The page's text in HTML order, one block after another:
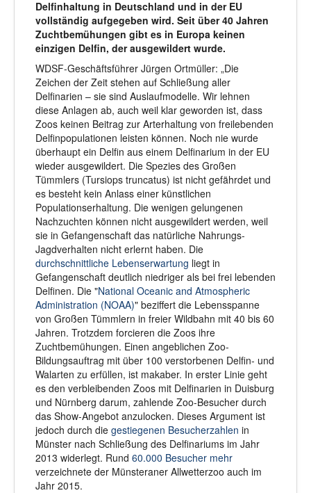
Delfinhaltung in Deutschland und in der EU
vollständig aufgegeben wird. Seit über 40 Jahren
Zuchtbemühungen gibt es in Europa keinen
einzigen Delfin, der ausgewildert wurde.
WDSF-Geschäftsführer Jürgen Ortmüller: „Die
Zeichen der Zeit stehen auf Schließung aller
Delfinarien – sie sind Auslaufmodelle. Wir lehnen
diese Anlagen ab, auch weil klar geworden ist, dass
Zoos keinen Beitrag zur Arterhaltung von freilebenden
Delfinpopulationen leisten können. Noch nie wurde
überhaupt ein Delfin aus einem Delfinarium in der EU
wieder ausgewildert. Die Spezies des Großen
Tümmlers (Tursiops truncatus) ist nicht gefährdet und
es besteht kein Anlass einer künstlichen
Populationserhaltung. Die wenigen gelungenen
Nachzuchten können nicht ausgewildert werden, weil
sie in Gefangenschaft das natürliche Nahrungs-
Jagdverhalten nicht erlernt haben. Die
durchschnittliche Lebenserwartung liegt in
Gefangenschaft deutlich niedriger als bei frei lebenden
Delfinen. Die "National Oceanic and Atmospheric
Administration (NOAA)" beziffert die Lebensspanne
von Großen Tümmlern in freier Wildbahn mit 40 bis 60
Jahren. Trotzdem forcieren die Zoos ihre
Zuchtbemühungen. Einen angeblichen Zoo-
Bildungsauftrag mit über 100 verstorbenen Delfin- und
Walarten zu erfüllen, ist makaber. In erster Linie geht
es den verbleibenden Zoos mit Delfinarien in Duisburg
und Nürnberg darum, zahlende Zoo-Besucher durch
das Show-Angebot anzulocken. Dieses Argument ist
jedoch durch die gestiegenen Besucherzahlen in
Münster nach Schließung des Delfinariums im Jahr
2013 widerlegt. Rund 60.000 Besucher mehr
verzeichnete der Münsteraner Allwetterzoo auch im
Jahr 2015.